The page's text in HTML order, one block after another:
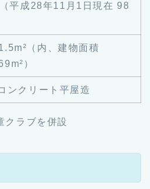
平成28年11月1日現在 98
（内、建物面積
）
ンクリート平屋造
クラブを併設